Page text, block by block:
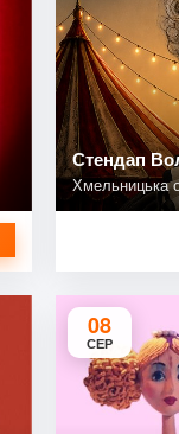
Стендап
Хмельницька
08
СЕР